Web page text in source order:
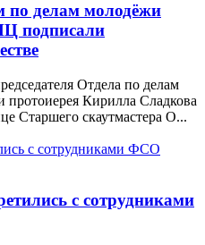
делам молодёжи
подписали
Отдела по делам
Кирилла Сладкова
Старшего скаутмастера О...
с сотрудниками